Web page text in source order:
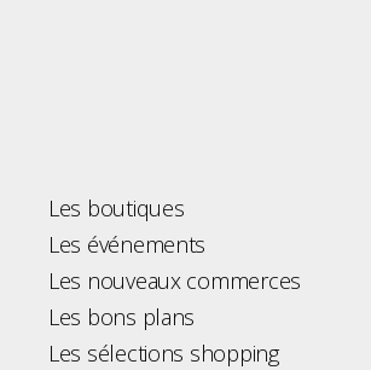
Les boutiques
Les événements
Les nouveaux commerces
Les bons plans
Les sélections shopping